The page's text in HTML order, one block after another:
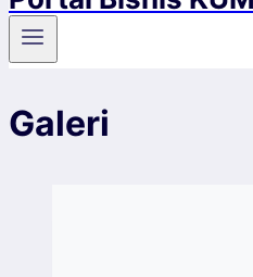
Galeri